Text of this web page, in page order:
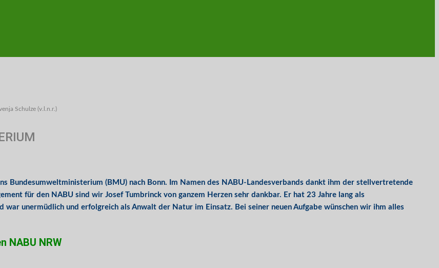
Schulze (v.l.n.r.)
Bundesumweltministerium (BMU) nach Bonn. Im Namen des NABU-Landesverbands dankt ihm der stellvertretende
für den NABU sind wir Josef Tumbrinck von ganzem Herzen sehr dankbar. Er hat 23 Jahre lang als
war unermüdlich und erfolgreich als Anwalt der Natur im Einsatz. Bei seiner neuen Aufgabe wünschen wir ihm alles
NABU NRW